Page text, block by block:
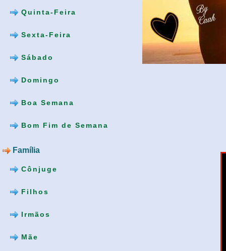
Quinta-Feira
Sexta-Feira
Sábado
Domingo
Boa Semana
Bom Fim de Semana
Família
Cônjuge
Filhos
Irmãos
Mãe